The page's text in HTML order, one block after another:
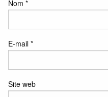
Nom *
E-mail *
Site web